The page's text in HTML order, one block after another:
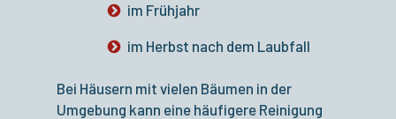
im Frühjahr
im Herbst nach dem Laubfall
Bei Häusern mit vielen Bäumen in der
Umgebung kann eine häufigere Reinigung